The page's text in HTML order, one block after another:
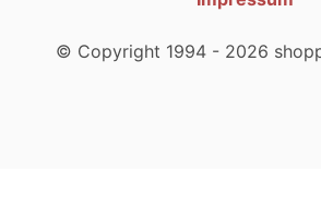
© Copyright 1994 - 2026